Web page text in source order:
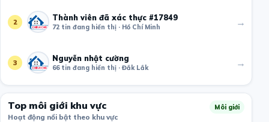
2 Thành viên đã xác thực #17849
72 tin đang hiển thị · Hồ Chí Minh →
3 Nguyễn nhật cường
66 tin đang hiển thị · Đắk Lắk →
Top môi giới khu vực
Hoạt động nổi bật theo khu vực
Môi giới